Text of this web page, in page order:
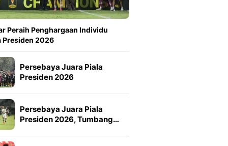
Peraih Penghargaan Individu
Presiden 2026
Persebaya Juara Piala
Presiden 2026
Persebaya Juara Piala
Presiden 2026, Tumbang…